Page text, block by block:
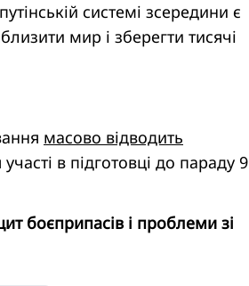
системі зсередини є
мир і зберегти тисячі
масово відводить
в підготовці до параду 9
боєприпасів і проблеми зі